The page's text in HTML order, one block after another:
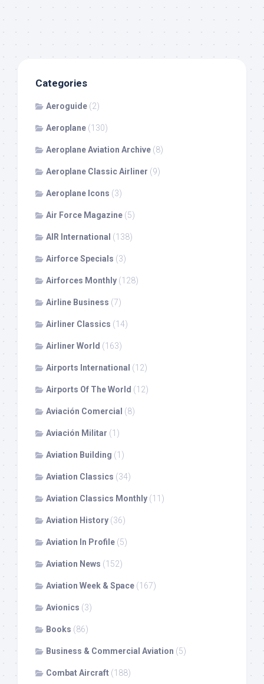
Categories
Aeroguide (2)
Aeroplane (130)
Aeroplane Aviation Archive (8)
Aeroplane Classic Airliner (9)
Aeroplane Icons (3)
Air Force Magazine (5)
AIR International (138)
Airforce Specials (3)
Airforces Monthly (128)
Airline Business (7)
Airliner Classics (14)
Airliner World (163)
Airports International (12)
Airports Of The World (12)
Aviación Comercial (8)
Aviación Militar (1)
Aviation Building (1)
Aviation Classics (34)
Aviation Classics Monthly (11)
Aviation History (36)
Aviation In Profile (5)
Aviation News (152)
Aviation Week & Space (167)
Avionics (3)
Books (86)
Business & Commercial Aviation (5)
Combat Aircraft (188)